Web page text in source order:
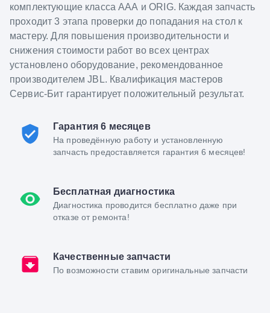
комплектующие класса ААА и ORIG. Каждая запчасть
проходит 3 этапа проверки до попадания на стол к
мастеру. Для повышения производительности и
снижения стоимости работ во всех центрах
установлено оборудование, рекомендованное
производителем JBL. Квалификация мастеров
Сервис-Бит гарантирует положительный результат.
Гарантия 6 месяцев
На проведённую работу и установленную
запчасть предоставляется гарантия 6 месяцев!
Бесплатная диагностика
Диагностика проводится бесплатно даже при
отказе от ремонта!
Качественные запчасти
По возможности ставим оригинальные запчасти